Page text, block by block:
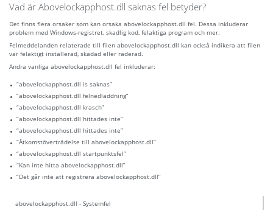
Vad är Abovelockapphost.dll saknas fel betyder?
Det finns flera orsaker som kan orsaka abovelockapphost.dll fel. Dessa inkluderar
problem med Windows-registret, skadlig kod, felaktiga program och mer.
Felmeddelanden relaterade till filen abovelockapphost.dll kan också indikera att filen
var felaktigt installerad, skadad eller raderad.
Andra vanliga abovelockapphost.dll fel inkluderar:
“abovelockapphost.dll is saknas”
“abovelockapphost.dll felnedladdning”
“abovelockapphost.dll krasch”
“abovelockapphost.dll hittades inte”
“abovelockapphost.dll hittades inte”
“Åtkomstöverträdelse till abovelockapphost.dll”
“abovelockapphost.dll startpunktsfel”
“Kan inte hitta abovelockapphost.dll”
“Det går inte att registrera abovelockapphost.dll”
abovelockapphost.dll - Systemfel